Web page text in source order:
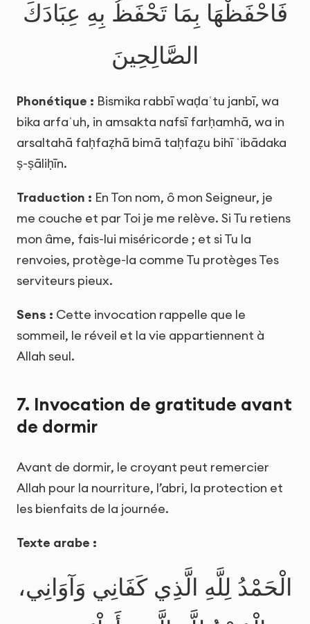
فَاحْفَظْهَا بِمَا تَحْفَظُ بِهِ عِبَادَكَ
الصَّالِحِينَ
Phonétique : Bismika rabbī waḍaʿtu janbī, wa
bika arfaʿuh, in amsakta nafsī farḥamhā, wa in
arsaltahā faḥfaẓhā bimā taḥfaẓu bihī ʿibādaka
ṣ-ṣāliḥīn.
Traduction : En Ton nom, ô mon Seigneur, je
me couche et par Toi je me relève. Si Tu retiens
mon âme, fais-lui miséricorde ; et si Tu la
renvoies, protège-la comme Tu protèges Tes
serviteurs pieux.
Sens : Cette invocation rappelle que le
sommeil, le réveil et la vie appartiennent à
Allah seul.
7. Invocation de gratitude avant
de dormir
Avant de dormir, le croyant peut remercier
Allah pour la nourriture, l’abri, la protection et
les bienfaits de la journée.
Texte arabe :
الْحَمْدُ لِلَّهِ الَّذِي كَفَانِي وَآوَانِي،